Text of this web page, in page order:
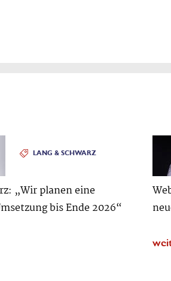
LANG & SCHWARZ
„Wir planen eine
bis Ende 2026“